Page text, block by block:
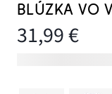
BLÚZKA VO
31,99 €